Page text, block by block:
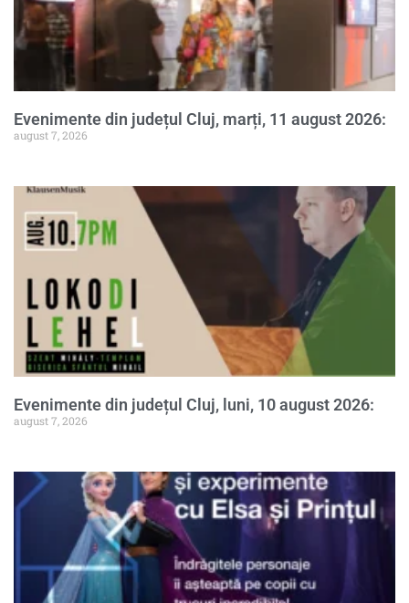
Evenimente din județul Cluj, marți, 11 august 2026:
august 7, 2026
Evenimente din județul Cluj, luni, 10 august 2026:
august 7, 2026